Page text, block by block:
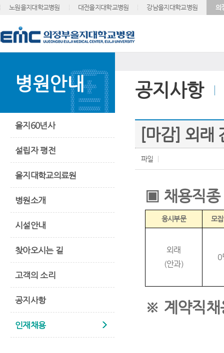
노원을지대학교병원 대전을지대학교병원 강남을지대학교병원 의
병원안내
을지60년사
설립자 평전
을지대학교의료원
병원소개
시설안내
찾아오시는 길
고객의 소리
공지사항
인재채용
공지사항
[마감] 외래
파일
▣ 채용직
응시부문 모
외래
(안과)
0
※ 계약직